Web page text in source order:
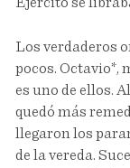
Los verdaderos
pocos. Octavio*,
es uno de ellos.
quedó más
llegaron los
de la vereda.